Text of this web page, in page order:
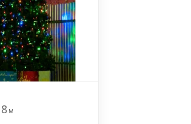
м